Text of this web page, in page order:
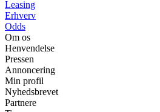
Leasing
Erhverv
Odds
Om os
Henvendelse
Pressen
Annoncering
Min profil
Nyhedsbrevet
Partnere